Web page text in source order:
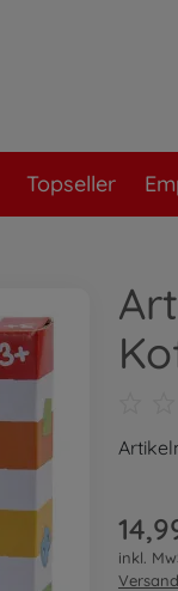
Topseller
inkl.